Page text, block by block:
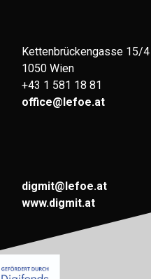
Kettenbrückengasse 15/4
1050 Wien
+43 1 581 18 81
office@lefoe.at
digmit@lefoe.at
www.digmit.at